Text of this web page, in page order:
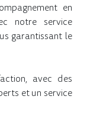
en
notre service
garantissant le
avec des
et un service